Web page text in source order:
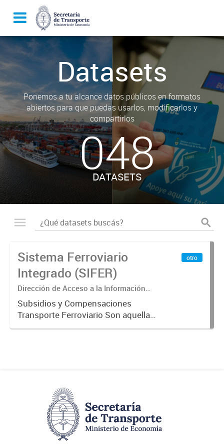
Datasets
Ponemos a tu alcance datos públicos en formatos
abiertos para que puedas usarlos, modificarlos y
compartirlos
048
DATASETS
Sistema Ferroviario
Integrado (SIFER)
Dirección de Acceso a la Información
Pública y Transparencia
Subsidios y Compensaciones
Transporte Ferroviario Son aquellas
transferencias realizadas por la
otro